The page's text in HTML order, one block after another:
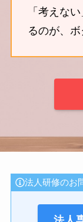
「考えな
るのが、ボ
法人研修のお